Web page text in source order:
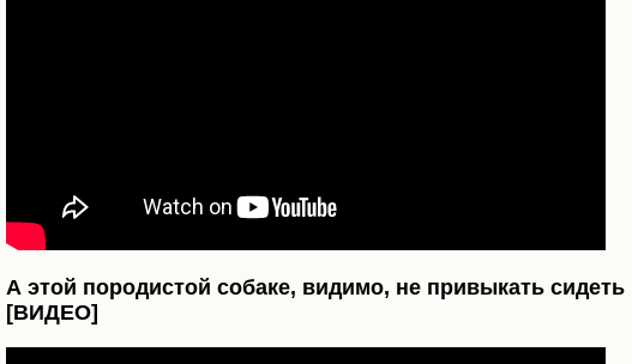
А этой породистой собаке, видимо, не привыкать
[ВИДЕО]